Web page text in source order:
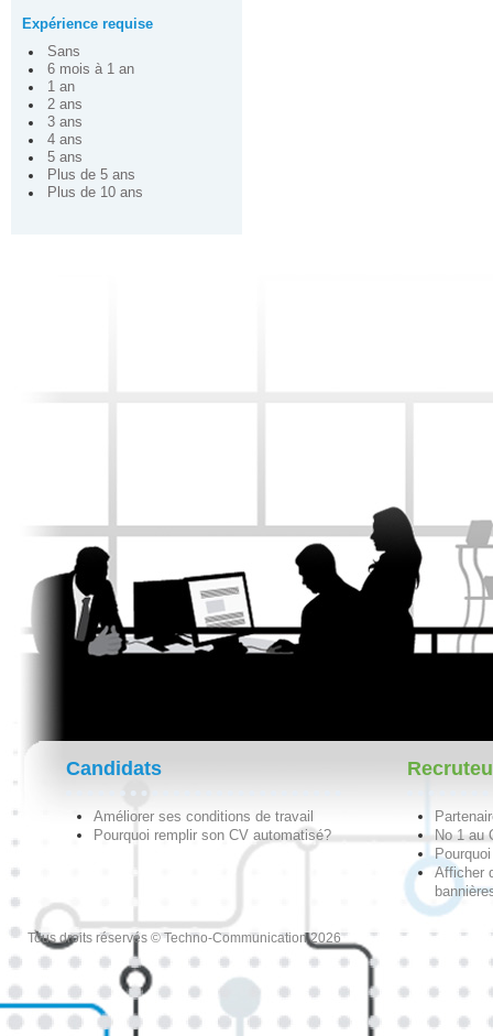
Expérience requise
Sans
6 mois à 1 an
1 an
2 ans
3 ans
4 ans
5 ans
Plus de 5 ans
Plus de 10 ans
Candidats
Améliorer ses conditions de travail
Pourquoi remplir son CV automatisé?
No 1 au
Afficher
Tous droits réservés © Techno-Communication 2026